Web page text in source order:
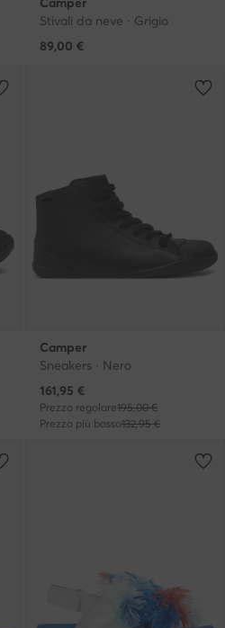
Stivali da neve · Grigio
89,00 €
Camper
Sneakers · Nero
Prezzo attuale
161,95 €
Prezzo regolare195,00 €
Prezzo più basso132,95 €